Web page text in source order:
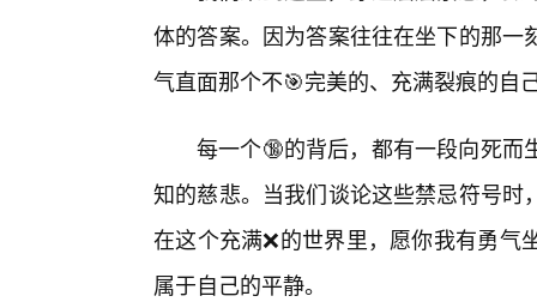
体的答案。因为答案往往在坐下的那
气直面那个不🎯完美的、充满裂痕的自
每一个🔞的背后，都有一段向死而
知的慈悲。当我们谈论这些禁忌符号
在这个充满❌的世界里，愿你我有勇
属于自己的平静。